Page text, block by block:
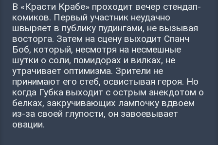
В «Красти Крабе» проходит вечер стендап-
комиков. Первый участник неудачно
швыряет в публику пудингами, не вызывая
восторга. Затем на сцену выходит Спанч
Боб, который, несмотря на несмешные
шутки о соли, помидорах и вилках, не
утрачивает оптимизма. Зрители не
принимают его стеб, освистывая героя. Но
когда Губка выходит с острым анекдотом о
белках, закручивающих лампочку вдвоем
из-за своей глупости, он завоевывает
овации.